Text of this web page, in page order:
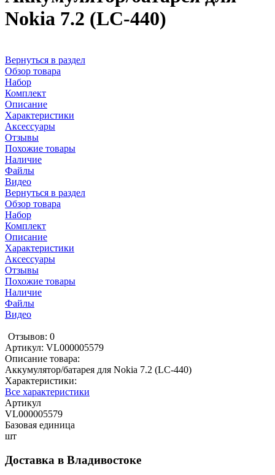
Nokia 7.2 (LC-440)
Вернуться в раздел
Обзор товара
Набор
Комплект
Описание
Характеристики
Аксессуары
Отзывы
Похожие товары
Наличие
Файлы
Видео
Вернуться в раздел
Обзор товара
Набор
Комплект
Описание
Характеристики
Аксессуары
Отзывы
Похожие товары
Наличие
Файлы
Видео
Отзывов: 0
Артикул: VL000005579
Описание товара:
Аккумулятор/батарея для Nokia 7.2 (LC-440)
Характеристики:
Все характеристики
Артикул
VL000005579
Базовая единица
шт
Доставка в Владивостоке